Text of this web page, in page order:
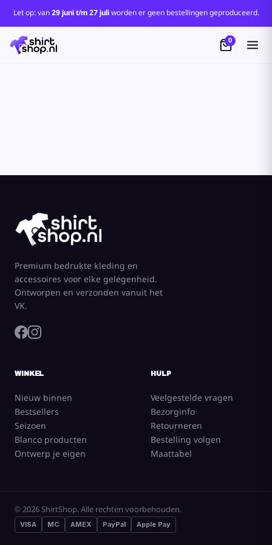
Let op: van29 juni t/m 27 juliworden er geen bestellingen geproduceerd.
0
Premium bedrukte kleding en
accessoires voor elke gelegenheid.
Ontworpen en verzonden vanuit het
VK.
WINKEL
Nieuw binnen
Bestsellers
Seizoen
Blanco producten
Ontwerp je eigen
HULP
Veelgestelde vragen
Bezorginfo
Retourneren
Bestelling volgen
Maattabel
© 2026 ShirtShop. Alle rechten voorbehouden.
VISA MC AMEX PayPal Apple Pay